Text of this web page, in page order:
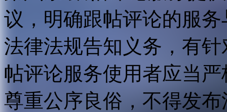
议，明确跟帖评论的服
法律法规告知义务，有
帖评论服务使用者应当
尊重公序良俗，不得发